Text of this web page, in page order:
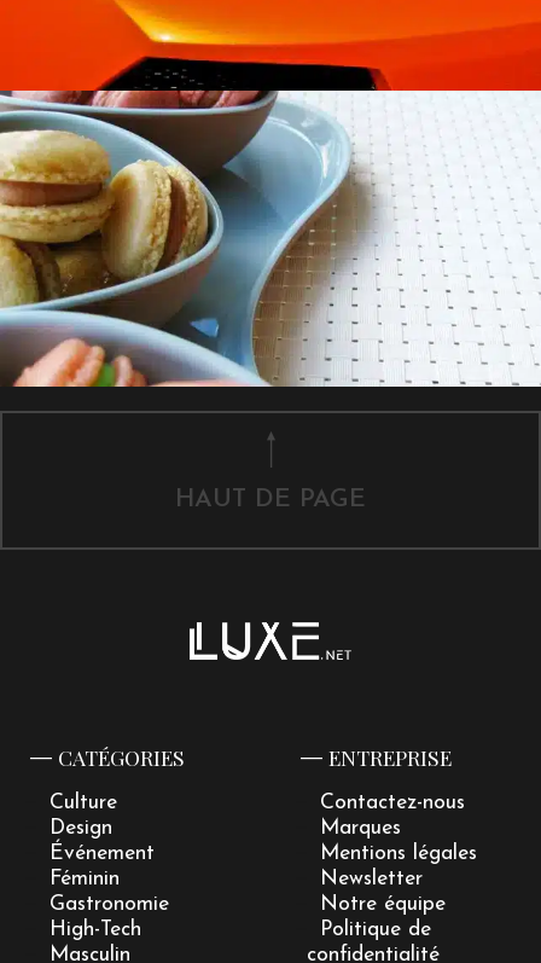
HAUT DE PAGE
CATÉGORIES
Culture
Design
Événement
Féminin
Gastronomie
High-Tech
Masculin
ENTREPRISE
Contactez-nous
Marques
Mentions légales
Newsletter
Notre équipe
Politique de
confidentialité